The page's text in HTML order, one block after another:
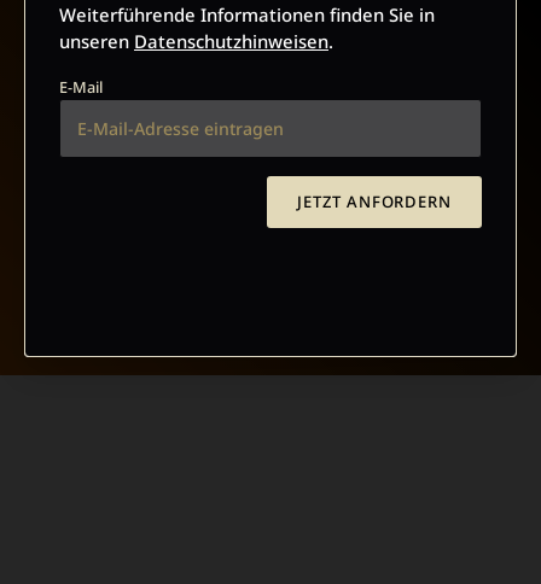
Weiterführende Informationen finden Sie in
unseren Datenschutzhinweisen.
E-Mail
JETZT ANFORDERN